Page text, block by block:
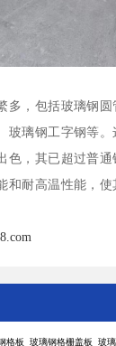
多，包括玻璃钢
玻璃钢工字钢等
色，其已超过普
和耐高温性能，
格板 玻璃钢格栅盖板 玻